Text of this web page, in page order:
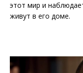
этот мир и
живут в его доме.